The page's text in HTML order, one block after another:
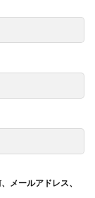
メールアドレス、